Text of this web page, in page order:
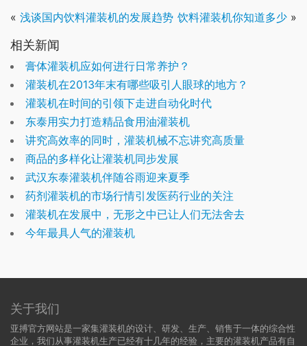
« 浅谈国内饮料灌装机的发展趋势 饮料灌装机你知道多少 »
相关新闻
膏体灌装机应如何进行日常养护？
灌装机在2013年末有哪些吸引人眼球的地方？
灌装机在时间的引领下走进自动化时代
东泰用实力打造精品食用油灌装机
讲究高效率的同时，灌装机械不忘讲究高质量
商品的多样化让灌装机同步发展
武汉东泰灌装机伴随谷雨迎来夏季
药剂灌装机的市场行情引发医药行业的关注
灌装机在发展中，无形之中已让人们无法舍去
今年最具人气的灌装机
关于我们
亚搏官方网站是一家集灌装机的设计、研发、生产、销售于一体的综合性
企业，我们从事灌装机生产已经有十几年的经验，主要的灌装机产品有自